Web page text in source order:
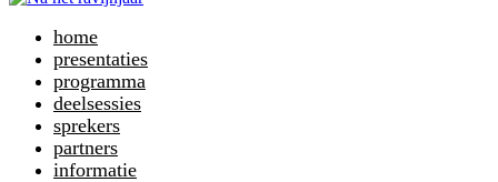
home
presentaties
programma
deelsessies
sprekers
partners
informatie